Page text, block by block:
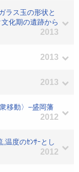
ラス玉の形状と
化期の遺跡から
2013
2013
2013
移動〉−盛岡藩
2012
温度のｾﾝｻｰとし
2012